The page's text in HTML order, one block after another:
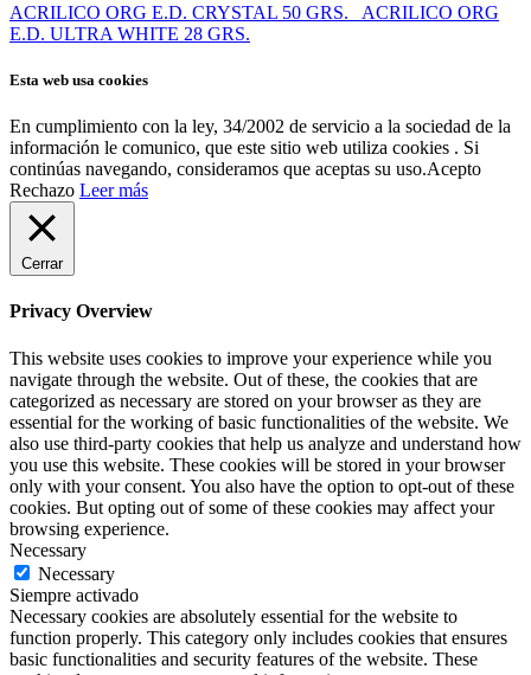
ACRILICO ORG E.D. CRYSTAL 50 GRS.
ACRILICO ORG
E.D. ULTRA WHITE 28 GRS.
Esta web usa cookies
En cumplimiento con la ley, 34/2002 de servicio a la sociedad de la
información le comunico, que este sitio web utiliza cookies . Si
continúas navegando, consideramos que aceptas su uso.Acepto
Rechazo Leer más
Cerrar
Privacy Overview
This website uses cookies to improve your experience while you
navigate through the website. Out of these, the cookies that are
categorized as necessary are stored on your browser as they are
essential for the working of basic functionalities of the website. We
also use third-party cookies that help us analyze and understand how
you use this website. These cookies will be stored in your browser
only with your consent. You also have the option to opt-out of these
cookies. But opting out of some of these cookies may affect your
browsing experience.
Necessary
Necessary
Siempre activado
Necessary cookies are absolutely essential for the website to
function properly. This category only includes cookies that ensures
basic functionalities and security features of the website. These